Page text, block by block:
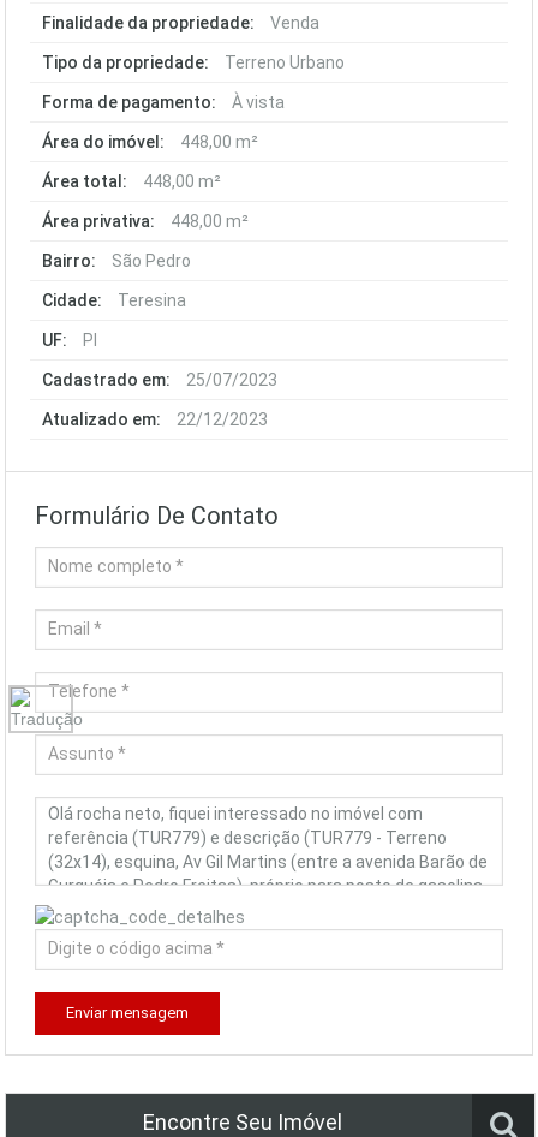
Finalidade da propriedade: Venda
Tipo da propriedade: Terreno Urbano
Forma de pagamento: À vista
Área do imóvel: 448,00 m²
Área total: 448,00 m²
Área privativa: 448,00 m²
Bairro: São Pedro
Cidade: Teresina
UF: PI
Cadastrado em: 25/07/2023
Atualizado em: 22/12/2023
Formulário De Contato
Enviar mensagem
Encontre Seu Imóvel